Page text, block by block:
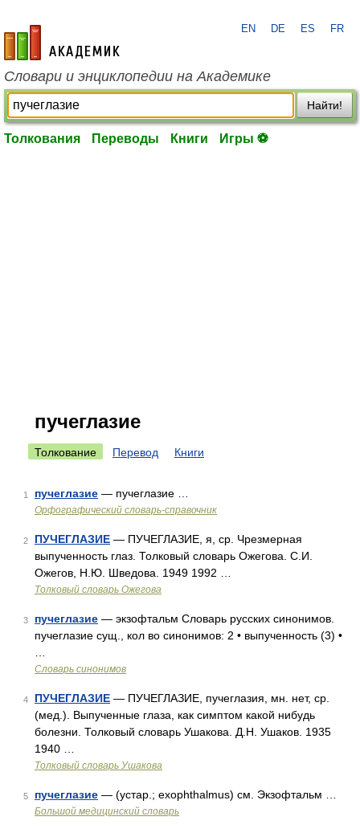
academic.ru
EN DE ES FR
Словари и энциклопедии на Академике
Найти!
Толкования Переводы Книги Игры ⚽
пучеглазие
Толкование Перевод Книги
1 пучеглазие — пучеглазие …
Орфографический словарь-справочник
2 ПУЧЕГЛАЗИЕ — ПУЧЕГЛАЗИЕ, я, ср. Чрезмерная
выпученность глаз. Толковый словарь Ожегова. С.И.
Ожегов, Н.Ю. Шведова. 1949 1992 …
Толковый словарь Ожегова
3 пучеглазие — экзофтальм Словарь русских синонимов.
пучеглазие сущ., кол во синонимов: 2 • выпученность (3) •
Словарь синонимов
4 ПУЧЕГЛАЗИЕ — ПУЧЕГЛАЗИЕ, пучеглазия, мн. нет, ср.
(мед.). Выпученные глаза, как симптом какой нибудь
болезни. Толковый словарь Ушакова. Д.Н. Ушаков. 1935
1940 …
Толковый словарь Ушакова
5 пучеглазие — (устар.; exophthalmus) см. Экзофтальм …
Большой медицинский словарь